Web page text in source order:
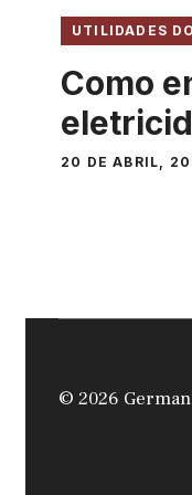
UTILIDADES
Como
20 DE ABRIL,
© 2026